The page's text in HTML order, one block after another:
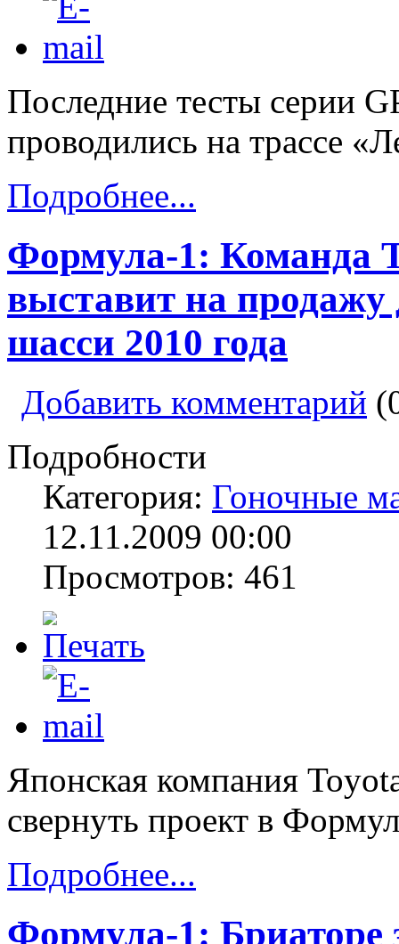
Последние тесты серии
проводились на трассе
Подробнее...
Формула-1: Команда
выставит на продажу
шасси 2010 года
Добавить комментарий
Подробности
Категория: Гоночные
12.11.2009 00:00
Просмотров: 461
Японская компания
свернуть проект в
Подробнее...
Формула-1: Бриаторе